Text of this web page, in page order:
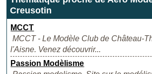
Creusotin
MCCT
MCCT - Le Modèle Club de Château-
l'Aisne. Venez découvrir...
Passion Modèlisme